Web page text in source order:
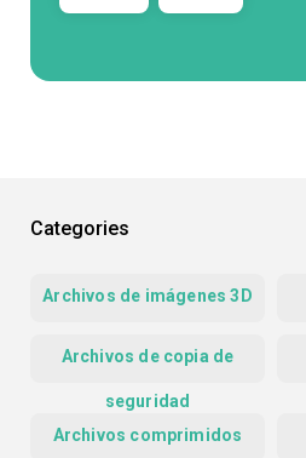
Categories
Archivos de imágenes 3D
Archivos de copia de
seguridad
Archivos comprimidos